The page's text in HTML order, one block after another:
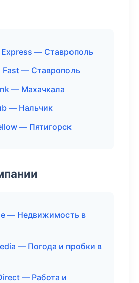
Express — Ставрополь
Fast — Ставрополь
— Махачкала
— Нальчик
— Пятигорск
— Недвижимость в
— Погода и пробки в
— Работа и